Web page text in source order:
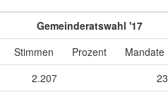
Gemeinderatswahl '17
Stimmen Prozent Mandate
2.207 23